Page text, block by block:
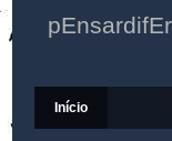
Início